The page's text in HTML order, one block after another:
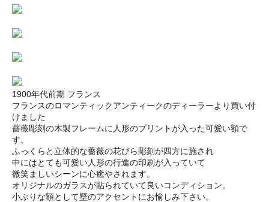
1900年代前期 フランス
フランスのロマンティックアンティークのディーラーより買い付
けました
薔薇彫刻の木製フレームに人形のプリントが入った可愛い額で
す。
ふっくらと立体的な薔薇の花びら彫刻が四方に施され
中にはとても可愛い人形の行進の印刷が入っていて
微笑ましいシーンに心癒やされます。
オリジナルのガラスが貼られていて良いコンディション。
小ぶりな額として壁のアクセントにお愉しみ下さい。